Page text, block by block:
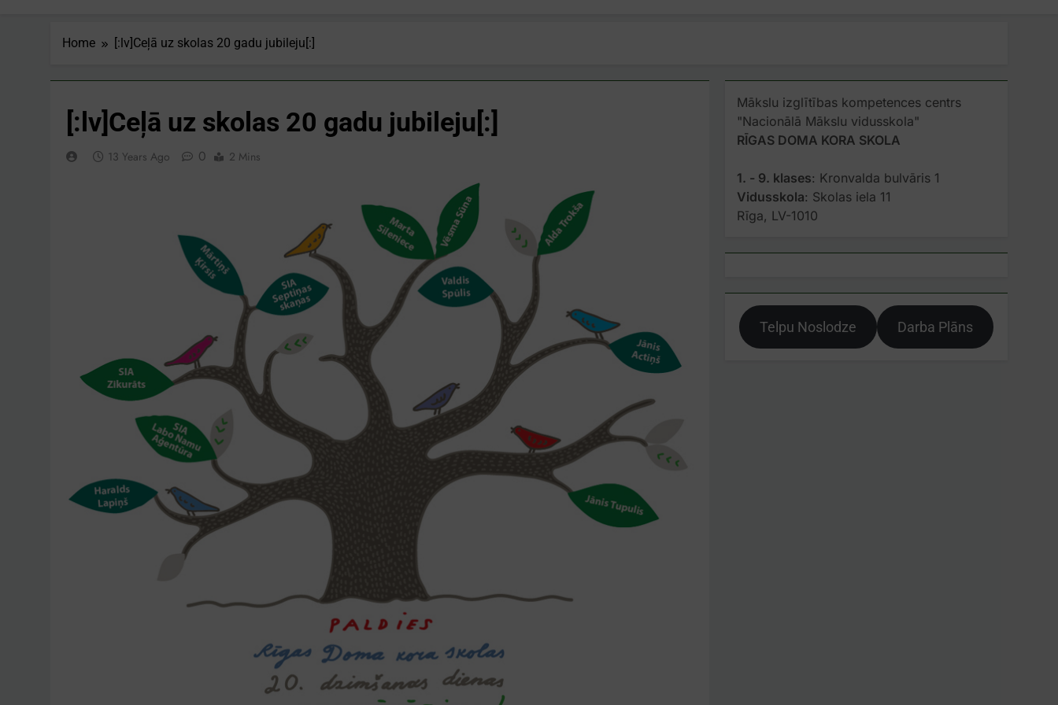
Home [:lv]Ceļā uz skolas 20 gadu jubileju[:]
[:lv]Ceļā uz skolas 20 gadu jubileju[:]
13 Years Ago 0 2 Mins
Mākslu izglītības kompetences centrs
"Nacionālā Mākslu vidusskola"
RĪGAS DOMA KORA SKOLA
1. - 9. klases: Kronvalda bulvāris 1
Vidusskola: Skolas iela 11
Rīga, LV-1010
Telpu Noslodze Darba Plāns